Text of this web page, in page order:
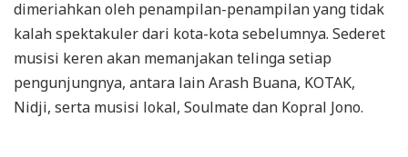
dimeriahkan oleh penampilan-penampilan yang tidak
kalah spektakuler dari kota-kota sebelumnya. Sederet
musisi keren akan memanjakan telinga setiap
pengunjungnya, antara lain Arash Buana, KOTAK,
Nidji, serta musisi lokal, Soulmate dan Kopral Jono.